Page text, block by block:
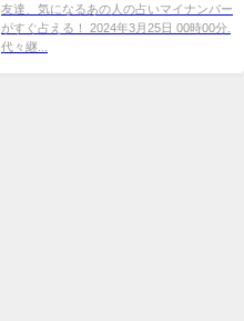
ンに ...
友達、気になるあの人の占いマイナンバー
がすぐ占える！ 2024年3月25日 00時00分.
代々継...